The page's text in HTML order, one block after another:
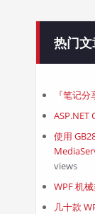
热门
『笔记
ASP.NET
使用
views
WPF 机
几十款